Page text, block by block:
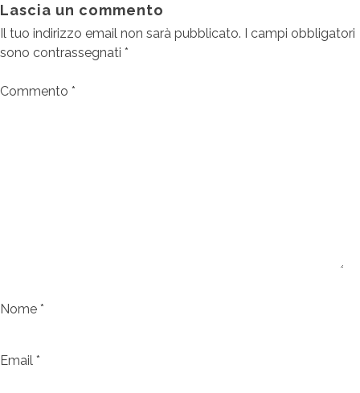
Lascia un commento
Il tuo indirizzo email non sarà pubblicato. I campi obbligatori
sono contrassegnati *
Commento *
Nome *
Email *